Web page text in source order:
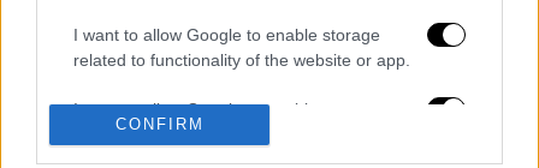
I want to allow Google to enable storage
related to functionality of the website or app.
I want to allow Google to enable storage
related to personalization.
CONFIRM
Σαν το τρομακτικό It: 15χρονο ντυμένος
κλόουν μαχαίρωσε μέχρι θανάτου
ηλικιωμένο - Τον κατέγραψε κάμερα
«Πόλεμος» για τους χρόνους των